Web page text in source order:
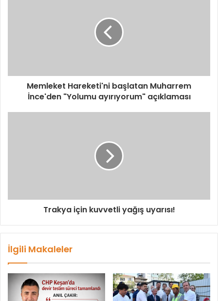
Memleket Hareketi'ni başlatan Muharrem
İnce'den "Yolumu ayırıyorum" açıklaması
Trakya için kuvvetli yağış uyarısı!
İlgili Makaleler